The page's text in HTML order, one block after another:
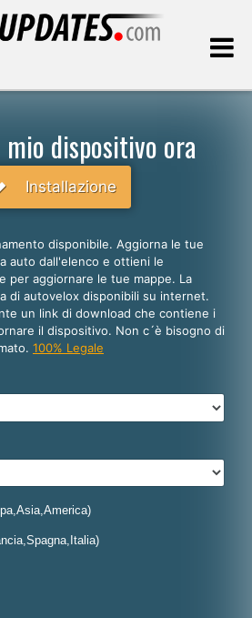
dispositivo ora
Installazione
disponibile. Aggiorna le tue
auto dall'elenco e ottieni le
per aggiornare le tue mappe. La
di autovelox disponibili su internet.
un link di download che contiene i
il dispositivo. Non c´è bisogno di
100% Legale